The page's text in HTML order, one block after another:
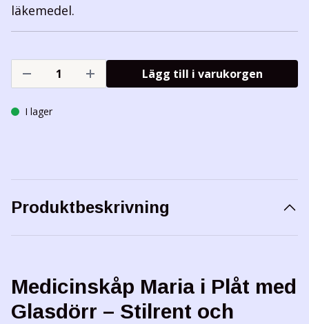
läkemedel.
Lägg till i varukorgen
I lager
Produktbeskrivning
Medicinskåp Maria i Plåt med
Glasdörr – Stilrent och